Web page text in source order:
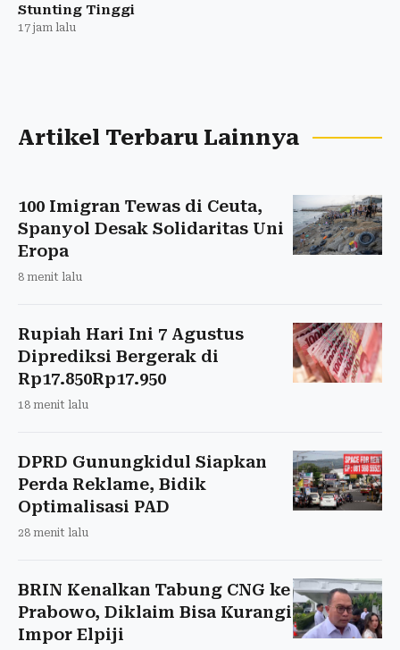
Stunting Tinggi
17 jam lalu
Artikel Terbaru Lainnya
100 Imigran Tewas di Ceuta,
Spanyol Desak Solidaritas Uni
Eropa
8 menit lalu
Rupiah Hari Ini 7 Agustus
Diprediksi Bergerak di
Rp17.850Rp17.950
18 menit lalu
DPRD Gunungkidul Siapkan
Perda Reklame, Bidik
Optimalisasi PAD
28 menit lalu
BRIN Kenalkan Tabung CNG ke
Prabowo, Diklaim Bisa Kurangi
Impor Elpiji